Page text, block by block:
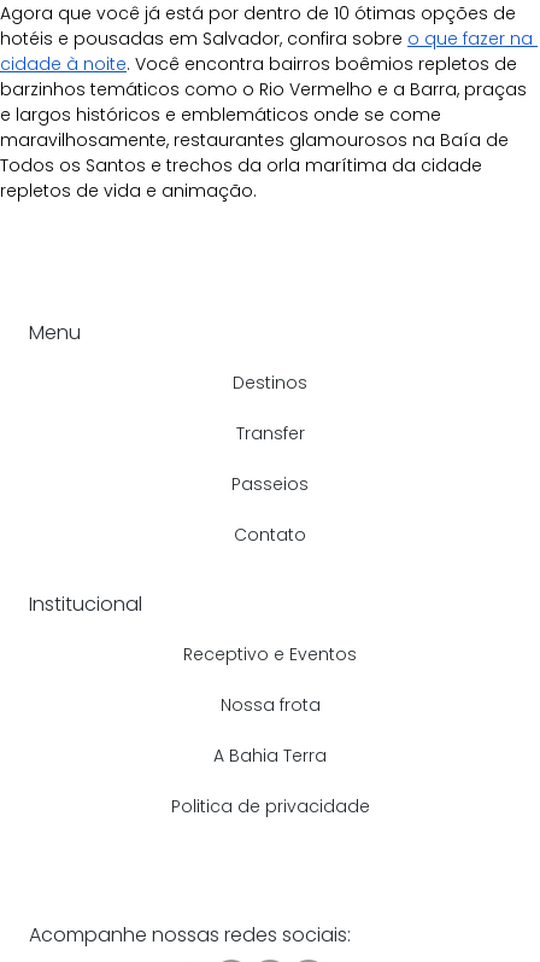
Agora que você já está por dentro de 10 ótimas opções de
hotéis e pousadas em Salvador, confira sobre o que fazer na
cidade à noite. Você encontra bairros boêmios repletos de
barzinhos temáticos como o Rio Vermelho e a Barra, praças
e largos históricos e emblemáticos onde se come
maravilhosamente, restaurantes glamourosos na Baía de
Todos os Santos e trechos da orla marítima da cidade
repletos de vida e animação.
Acompanhe nossas redes sociais:
Institucional
Receptivo e Eventos
Nossa frota
A Bahia Terra
Politica de privacidade
Menu
Destinos
Transfer
Passeios
Contato